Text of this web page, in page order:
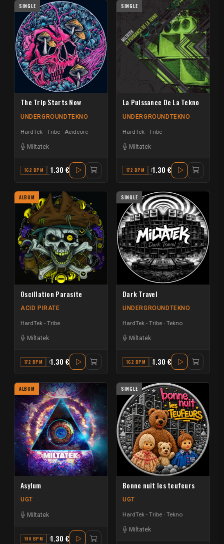
SINGLE
The Trip Starts Now
UNDERGROUNDTEKNO
HardTek - Tribe Acidcore
Miltatek
162 BPM G MAJOR
1.30 €
SINGLE
La Puissance De La Tekno
UNDERGROUNDTEKNO
HardTek - Tribe
Miltatek
172 BPM F1.30 €
ALBUM
Oscillation Parasite
ACID PIRATE
HardTek - Tribe
Miltatek
172 BPM G#1.30 €
SINGLE
Dark Travel
UNDERGROUNDTEKNO
HardTek - Tribe Tekno
Miltatek
162 BPM A# MINOR
1.30 €
ALBUM
Asylum
UGT
Miltatek
190 BPM F1.30 €
SINGLE
Bonne nuit les teufeurs
UGT
HardTek - Tribe Tekno
Miltatek